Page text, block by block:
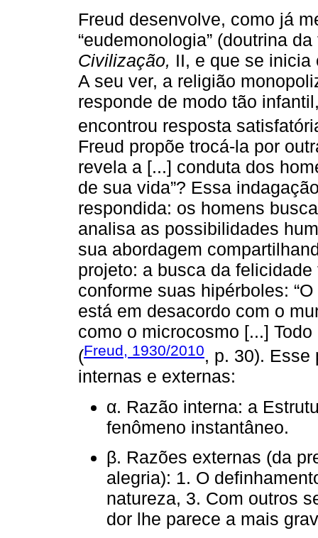
Freud desenvolve, como já
“eudemonologia” (doutrina
Civilização, II, e que se
A seu ver, a religião
responde de modo tão
encontrou resposta
Freud propõe trocá-la por
revela a [...] conduta dos
de sua vida”? Essa
respondida: os homens
analisa as possibilidades
sua abordagem
projeto: a busca da
conforme suas hipérboles:
está em desacordo com o
como o microcosmo [...]
(Freud, 1930/2010, p. 30). Esse
internas e externas:
α. Razão interna: a
fenômeno instantâneo.
β. Razões externas (da
alegria): 1. O
natureza, 3. Com outros
dor lhe parece a mais